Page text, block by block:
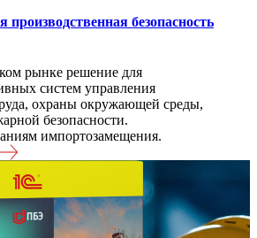
безопасность
рынке решение для
систем управления
охраны окружающей среды,
безопасности.
импортозамещения.